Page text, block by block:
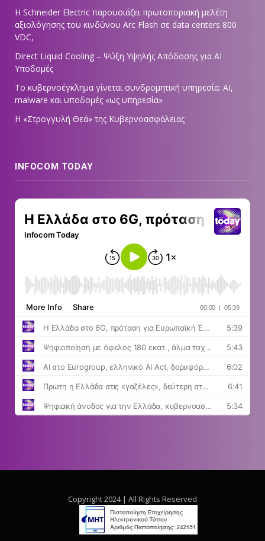
Η Schneider Electric παρουσιάζει πρωτοποριακή μελέτη
αξιολόγησης του κινδύνου Arc Flash σε data centers 800
VDC,
Direct Liquid Cooling – Ψύξη Υψηλής Απόδοσης για AI
Υποδομές
Το κυβερνοέγκλημα γίνεται συνδρομητική υπηρεσία: AI,
malware και υποδομές «ως υπηρεσία»
Η «Στρογγυλή Θεά» της Κυβερνοασφάλειας
INFOCOM TODAY
Copyright 2024 | All Rights Reserved